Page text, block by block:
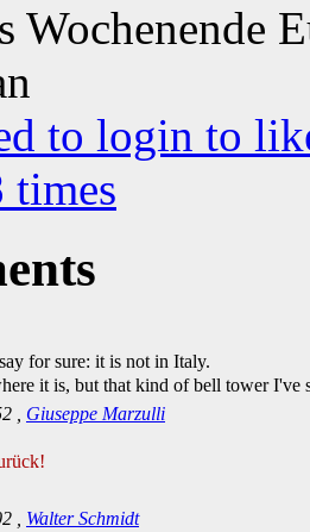
Wochenende
to login to
times
for sure: it is not in Italy.
it is, but that kind of bell tower I've
, Giuseppe Marzulli
, Walter Schmidt